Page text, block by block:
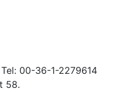
00-36-1-2279614
58.